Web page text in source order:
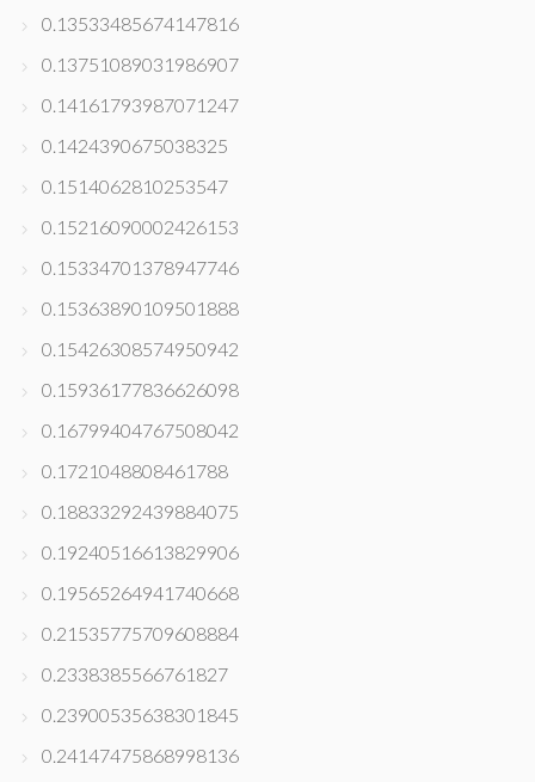
0.13533485674147816
0.13751089031986907
0.14161793987071247
0.1424390675038325
0.1514062810253547
0.15216090002426153
0.15334701378947746
0.15363890109501888
0.15426308574950942
0.15936177836626098
0.16799404767508042
0.1721048808461788
0.18833292439884075
0.19240516613829906
0.19565264941740668
0.21535775709608884
0.2338385566761827
0.23900535638301845
0.24147475868998136